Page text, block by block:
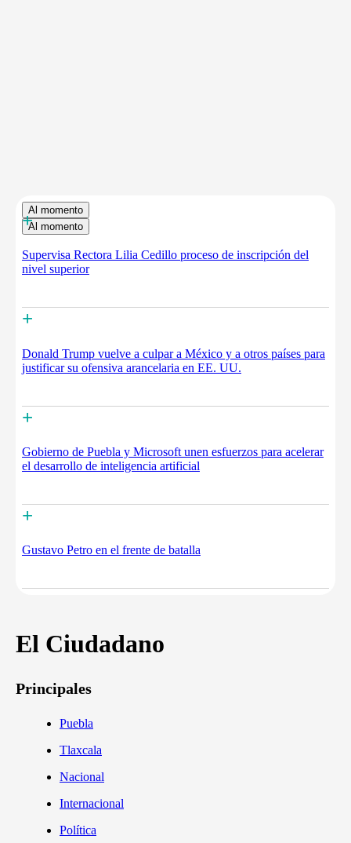
Al momento
Al momento
+
Supervisa Rectora Lilia Cedillo proceso de inscripción del
nivel superior
+
Donald Trump vuelve a culpar a México y a otros países para
justificar su ofensiva arancelaria en EE. UU.
+
Gobierno de Puebla y Microsoft unen esfuerzos para acelerar
el desarrollo de inteligencia artificial
+
Gustavo Petro en el frente de batalla
El Ciudadano
Principales
Puebla
Tlaxcala
Nacional
Internacional
Política